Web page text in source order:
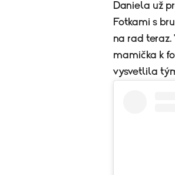
Daniela už
Fotkami s
na rad teraz.
mamička k
vysvetlila